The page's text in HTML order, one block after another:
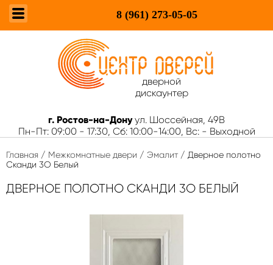
8 (961) 273-05-05
дверной
дискаунтер
г. Ростов-на-Дону ул. Шоссейная, 49В
Пн-Пт: 09:00 - 17:30, Сб: 10:00-14:00, Вс: - Выходной
Главная / Межкомнатные двери / Эмалит / Дверное полотно
Сканди 3О Белый
ДВЕРНОЕ ПОЛОТНО СКАНДИ 3О БЕЛЫЙ